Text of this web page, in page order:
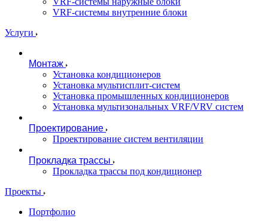
VRF-системы внутренние блоки
Услуги
Монтаж
Установка кондиционеров
Установка мультисплит-систем
Установка промышленных кондиционеров
Установка мультизональных VRF/VRV систем
Проектирование
Проектирование систем вентиляции
Прокладка трассы
Прокладка трассы под кондиционер
Проекты
Портфолио